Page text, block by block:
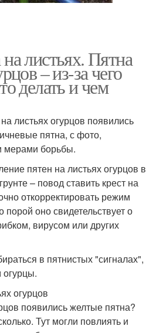
листьях. Пятна
– из-за чего
делать и чем
листьях огурцов появились
пятна, с фото,
мерами борьбы.
пятен на листьях огурцов в
– повод ставить крест на
откорректировать режим
оно свидетельствует о
вирусом или других
в пятнистых "сигналах",
огурцов
появились желтые пятна?
Тут могли повлиять и